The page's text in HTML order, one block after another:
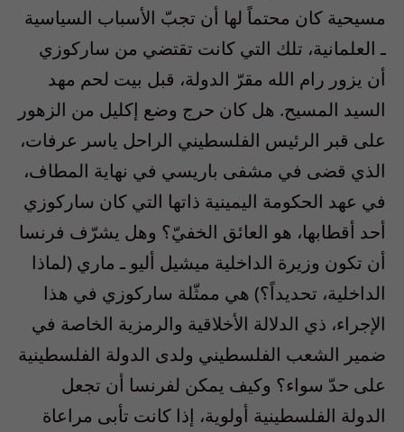
مسيحية كان محتماً لها أن تجبّ الأسباب السياسية
ـ العلمانية، تلك التي كانت تقتضي من ساركوزي
أن يزور رام الله مقرّ الدولة، قبل بيت لحم مهد
السيد المسيح. هل كان حرج وضع إكليل من الزهور
على قبر الرئيس الفلسطيني الراحل ياسر عرفات،
الذي قضى في مشفى باريسي في نهاية المطاف،
في عهد الحكومة اليمينية ذاتها التي كان ساركوزي
أحد أقطابها، هو العائق الخفيّ؟ وهل يشرّف فرنسا
أن تكون وزيرة الداخلية ميشيل أليو ـ ماري (لماذا
الداخلية، تحديداً؟) هي ممثّلة ساركوزي في هذا
الإجراء، ذي الدلالة الأخلاقية والرمزية الخاصة في
ضمير الشعب الفلسطيني ولدى الدولة الفلسطينية
على حدّ سواء؟ وكيف يمكن لفرنسا أن تجعل
الدولة الفلسطينية أولوية، إذا كانت تأبى مراعاة